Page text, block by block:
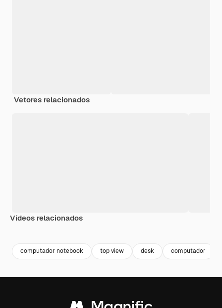
Vetores relacionados
Vídeos relacionados
computador notebook top view desk computador